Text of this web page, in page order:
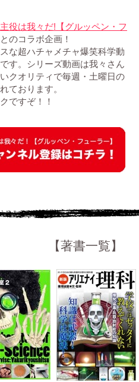
主役は我々だ!【グルッペン・フ
のコラボ企画！
な超ハチャメチャ爆笑科学動
す。シリーズ動画は我々さん
クオリティで毎週・土曜日の
ております。
ですぞ！！
【著書一覧】